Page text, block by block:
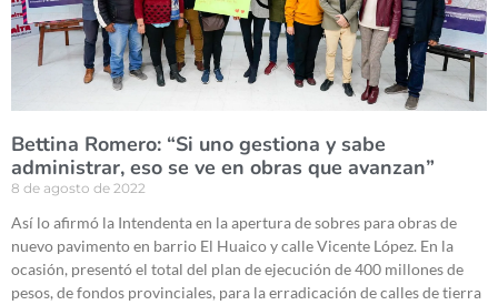
Bettina Romero: “Si uno gestiona y sabe
administrar, eso se ve en obras que avanzan”
8 de agosto de 2022
Así lo afirmó la Intendenta en la apertura de sobres para obras de
nuevo pavimento en barrio El Huaico y calle Vicente López. En la
ocasión, presentó el total del plan de ejecución de 400 millones de
pesos, de fondos provinciales, para la erradicación de calles de tierra